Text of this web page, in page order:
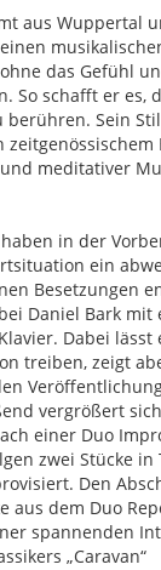
aus Wuppertal
das Gefühl
So schafft er es,
berühren. Sein
meditativer
in der
ein
Besetzungen
Daniel Bark mit
Dabei lässt
treiben, zeigt
vergrößert
einer Duo
zwei Stücke in
Den
aus dem Duo
spannenden
„Caravan“